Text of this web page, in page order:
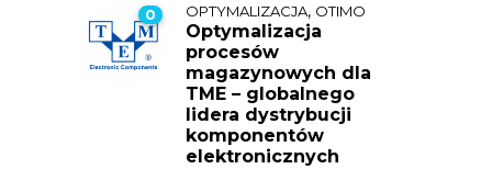
0 OPTYMALIZACJA, OTIMO
Optymalizacja
procesów
magazynowych dla
TME – globalnego
lidera dystrybucji
komponentów
elektronicznych